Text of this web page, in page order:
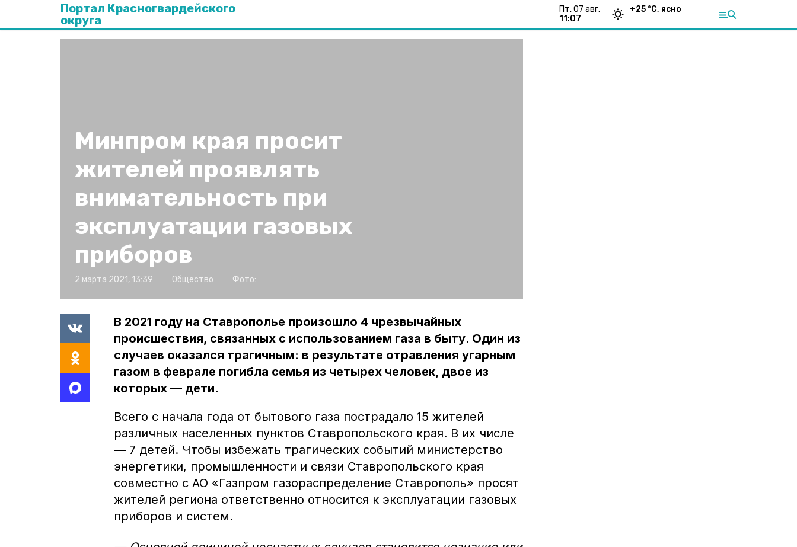
Портал Красногвардейского
округа
пт, 07 авг.
11:07
+25 °С, ясно
Минпром края просит
жителей проявлять
внимательность при
эксплуатации газовых
приборов
2 марта 2021, 13:39 Общество Фото:
В 2021 году на Ставрополье произошло 4 чрезвычайных
происшествия, связанных с использованием газа в быту. Один из
случаев оказался трагичным: в результате отравления угарным
газом в феврале погибла семья из четырех человек, двое из
которых — дети.
Всего с начала года от бытового газа пострадало 15 жителей
различных населенных пунктов Ставропольского края. В их числе
— 7 детей. Чтобы избежать трагических событий министерство
энергетики, промышленности и связи Ставропольского края
совместно с АО «Газпром газораспределение Ставрополь» просят
жителей региона ответственно относится к эксплуатации газовых
приборов и систем.